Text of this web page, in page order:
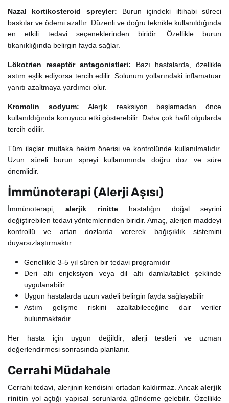
Nazal kortikosteroid spreyler: Burun içindeki iltihabi süreci
baskılar ve ödemi azaltır. Düzenli ve doğru teknikle kullanıldığında
en etkili tedavi seçeneklerinden biridir. Özellikle burun
tıkanıklığında belirgin fayda sağlar.
Lökotrien reseptör antagonistleri: Bazı hastalarda, özellikle
astım eşlik ediyorsa tercih edilir. Solunum yollarındaki inflamatuar
yanıtı azaltmaya yardımcı olur.
Kromolin sodyum:Alerjik reaksiyon başlamadan önce
kullanıldığında koruyucu etki gösterebilir. Daha çok hafif olgularda
tercih edilir.
Tüm ilaçlar mutlaka hekim önerisi ve kontrolünde kullanılmalıdır.
Uzun süreli burun spreyi kullanımında doğru doz ve süre
önemlidir.
İmmünoterapi (Alerji Aşısı)
İmmünoterapi,alerjik rinittehastalığın doğal seyrini
değiştirebilen tedavi yöntemlerinden biridir. Amaç, alerjen maddeyi
kontrollü ve artan dozlarda vererek bağışıklık sistemini
duyarsızlaştırmaktır.
Genellikle 3-5 yıl süren bir tedavi programıdır
Deri altı enjeksiyon veya dil altı damla/tablet şeklinde
uygulanabilir
Uygun hastalarda uzun vadeli belirgin fayda sağlayabilir
Astım gelişme riskini azaltabileceğine dair veriler
bulunmaktadır
Her hasta için uygun değildir; alerji testleri ve uzman
değerlendirmesi sonrasında planlanır.
Cerrahi Müdahale
Cerrahi tedavi, alerjinin kendisini ortadan kaldırmaz. Ancak alerjik
rinitin yol açtığı yapısal sorunlarda gündeme gelebilir. Özellikle